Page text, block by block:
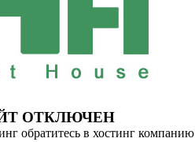
ОТКЛЮЧЕН
обратитесь в хостинг компанию